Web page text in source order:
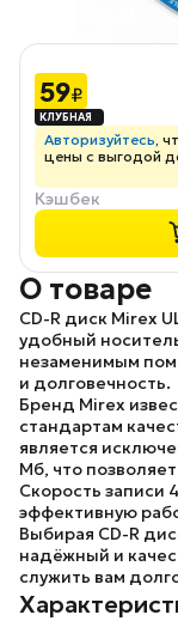
59₽
Авторизуйтесь,
цены с выгодой
Кэшбек
О товаре
CD-R диск Mirex
удобный
незаменимым
и долговечность.
Бренд Mirex
стандартам
является
Мб, что
Скорость записи
эффективную
Выбирая CD-R
надёжный и
служить вам